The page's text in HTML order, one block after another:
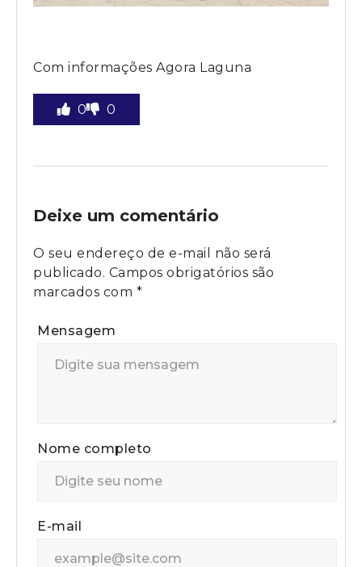
Com informações Agora Laguna
0 0
Deixe um comentário
O seu endereço de e-mail não será
publicado. Campos obrigatórios são
marcados com *
Mensagem
Nome completo
E-mail